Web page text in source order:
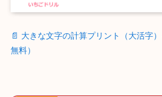
📄 大きな文字の計算プリント（大活字
無料）